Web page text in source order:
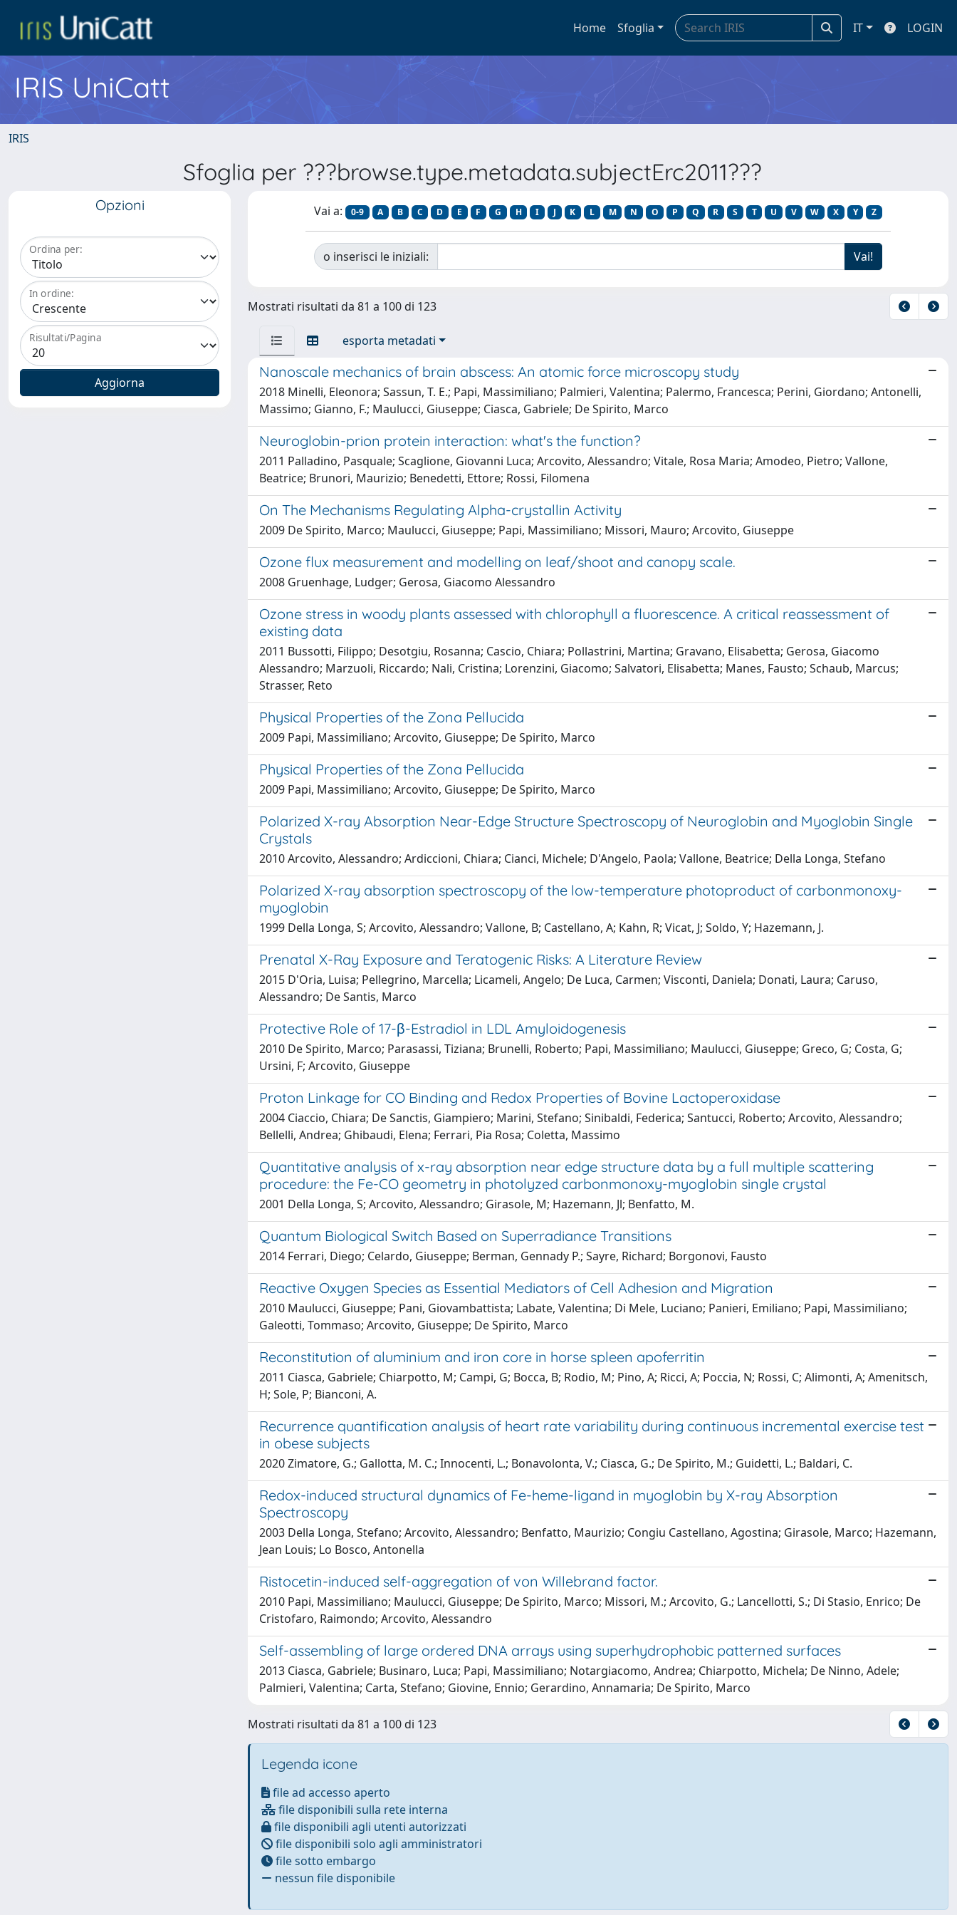
Home Sfoglia IT LOGIN
IRIS UniCatt
IRIS
Sfoglia per ???browse.type.metadata.subjectErc2011???
Opzioni
Ordina per:
In ordine:
Risultati/Pagina
Vai a: 0-9 A B C D E F G H I J K L M N O P Q R S T U V W X Y Z
o inserisci le iniziali:
Mostrati risultati da 81 a 100 di 123
esporta metadati
Nanoscale mechanics of brain abscess: An atomic force microscopy study
2018 Minelli, Eleonora; Sassun, T. E.; Papi, Massimiliano; Palmieri, Valentina; Palermo, Francesca; Perini, Giordano; Antonelli,
Massimo; Gianno, F.; Maulucci, Giuseppe; Ciasca, Gabriele; De Spirito, Marco
Neuroglobin-prion protein interaction: what's the function?
2011 Palladino, Pasquale; Scaglione, Giovanni Luca; Arcovito, Alessandro; Vitale, Rosa Maria; Amodeo, Pietro; Vallone,
Beatrice; Brunori, Maurizio; Benedetti, Ettore; Rossi, Filomena
On The Mechanisms Regulating Alpha-crystallin Activity
2009 De Spirito, Marco; Maulucci, Giuseppe; Papi, Massimiliano; Missori, Mauro; Arcovito, Giuseppe
Ozone flux measurement and modelling on leaf/shoot and canopy scale.
2008 Gruenhage, Ludger; Gerosa, Giacomo Alessandro
Ozone stress in woody plants assessed with chlorophyll a fluorescence. A critical reassessment of
existing data
2011 Bussotti, Filippo; Desotgiu, Rosanna; Cascio, Chiara; Pollastrini, Martina; Gravano, Elisabetta; Gerosa, Giacomo
Alessandro; Marzuoli, Riccardo; Nali, Cristina; Lorenzini, Giacomo; Salvatori, Elisabetta; Manes, Fausto; Schaub, Marcus;
Strasser, Reto
Physical Properties of the Zona Pellucida
2009 Papi, Massimiliano; Arcovito, Giuseppe; De Spirito, Marco
Physical Properties of the Zona Pellucida
2009 Papi, Massimiliano; Arcovito, Giuseppe; De Spirito, Marco
Polarized X-ray Absorption Near-Edge Structure Spectroscopy of Neuroglobin and Myoglobin Single
Crystals
2010 Arcovito, Alessandro; Ardiccioni, Chiara; Cianci, Michele; D'Angelo, Paola; Vallone, Beatrice; Della Longa, Stefano
Polarized X-ray absorption spectroscopy of the low-temperature photoproduct of carbonmonoxy-
myoglobin
1999 Della Longa, S; Arcovito, Alessandro; Vallone, B; Castellano, A; Kahn, R; Vicat, J; Soldo, Y; Hazemann, J.
Prenatal X-Ray Exposure and Teratogenic Risks: A Literature Review
2015 D'Oria, Luisa; Pellegrino, Marcella; Licameli, Angelo; De Luca, Carmen; Visconti, Daniela; Donati, Laura; Caruso,
Alessandro; De Santis, Marco
Protective Role of 17-β-Estradiol in LDL Amyloidogenesis
2010 De Spirito, Marco; Parasassi, Tiziana; Brunelli, Roberto; Papi, Massimiliano; Maulucci, Giuseppe; Greco, G; Costa, G;
Ursini, F; Arcovito, Giuseppe
Proton Linkage for CO Binding and Redox Properties of Bovine Lactoperoxidase
2004 Ciaccio, Chiara; De Sanctis, Giampiero; Marini, Stefano; Sinibaldi, Federica; Santucci, Roberto; Arcovito, Alessandro;
Bellelli, Andrea; Ghibaudi, Elena; Ferrari, Pia Rosa; Coletta, Massimo
Quantitative analysis of x-ray absorption near edge structure data by a full multiple scattering
procedure: the Fe-CO geometry in photolyzed carbonmonoxy-myoglobin single crystal
2001 Della Longa, S; Arcovito, Alessandro; Girasole, M; Hazemann, Jl; Benfatto, M.
Quantum Biological Switch Based on Superradiance Transitions
2014 Ferrari, Diego; Celardo, Giuseppe; Berman, Gennady P.; Sayre, Richard; Borgonovi, Fausto
Reactive Oxygen Species as Essential Mediators of Cell Adhesion and Migration
2010 Maulucci, Giuseppe; Pani, Giovambattista; Labate, Valentina; Di Mele, Luciano; Panieri, Emiliano; Papi, Massimiliano;
Galeotti, Tommaso; Arcovito, Giuseppe; De Spirito, Marco
Reconstitution of aluminium and iron core in horse spleen apoferritin
2011 Ciasca, Gabriele; Chiarpotto, M; Campi, G; Bocca, B; Rodio, M; Pino, A; Ricci, A; Poccia, N; Rossi, C; Alimonti, A; Amenitsch,
H; Sole, P; Bianconi, A.
Recurrence quantification analysis of heart rate variability during continuous incremental exercise test
in obese subjects
2020 Zimatore, G.; Gallotta, M. C.; Innocenti, L.; Bonavolonta, V.; Ciasca, G.; De Spirito, M.; Guidetti, L.; Baldari, C.
Redox-induced structural dynamics of Fe-heme-ligand in myoglobin by X-ray Absorption
Spectroscopy
2003 Della Longa, Stefano; Arcovito, Alessandro; Benfatto, Maurizio; Congiu Castellano, Agostina; Girasole, Marco; Hazemann,
Jean Louis; Lo Bosco, Antonella
Ristocetin-induced self-aggregation of von Willebrand factor.
2010 Papi, Massimiliano; Maulucci, Giuseppe; De Spirito, Marco; Missori, M.; Arcovito, G.; Lancellotti, S.; Di Stasio, Enrico; De
Cristofaro, Raimondo; Arcovito, Alessandro
Self-assembling of large ordered DNA arrays using superhydrophobic patterned surfaces
2013 Ciasca, Gabriele; Businaro, Luca; Papi, Massimiliano; Notargiacomo, Andrea; Chiarpotto, Michela; De Ninno, Adele;
Palmieri, Valentina; Carta, Stefano; Giovine, Ennio; Gerardino, Annamaria; De Spirito, Marco
Mostrati risultati da 81 a 100 di 123
Legenda icone
file ad accesso aperto
file disponibili sulla rete interna
file disponibili agli utenti autorizzati
file disponibili solo agli amministratori
file sotto embargo
nessun file disponibile